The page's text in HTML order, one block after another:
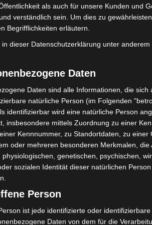
A 2: Fahrbahnerneuerung zwischen Garbsen
über
Gasleitung bei McDonald’s-
als auch für unsere Kunden und
verständlich sein. Um dies zu
Begrifflichkeiten erläutern.
dieser Datenschutzerklärung unter anderem
Daten
Daten sind alle Informationen, die sich
natürliche Person (im Folgenden
identifizierbar wird eine natürliche Person
insbesondere mittels Zuordnung zu einer
Kennnummer, zu Standortdaten, zu einer
oder mehreren besonderen Merkmalen, die
physiologischen, genetischen, psychischen,
sozialen Identität dieser natürlichen
Person
ist jede identifizierte oder identifizierbare
Daten von dem für die